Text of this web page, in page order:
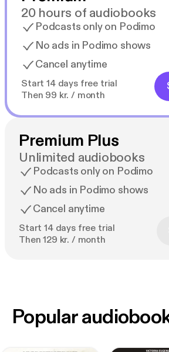
20 hours of audiobooks
Podcasts only on Podimo
No ads in Podimo shows
Cancel anytime
Start 14 days free trial
Then 99 kr. / month
Premium Plus
Unlimited audiobooks
Podcasts only on Podimo
No ads in Podimo shows
Cancel anytime
Start 14 days free trial
Then 129 kr. / month
Popular